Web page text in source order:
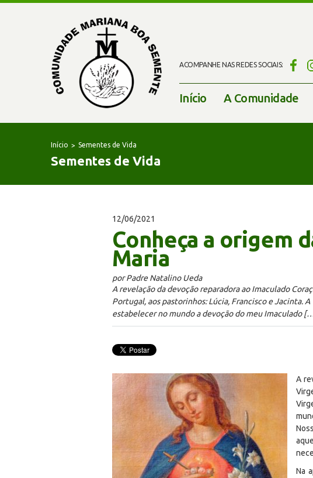
ACOMPANHE NAS REDES SOCIAIS:
Início A Comunidade
Início Sementes de Vida
Sementes de Vida
12/06/2021
Conheça a origem
Maria
por Padre Natalino Ueda
A revelação da devoção reparadora ao Imaculado
Portugal, aos pastorinhos: Lúcia, Francisco e Jacinta.
estabelecer no mundo a devoção do meu Imaculado
A
Na